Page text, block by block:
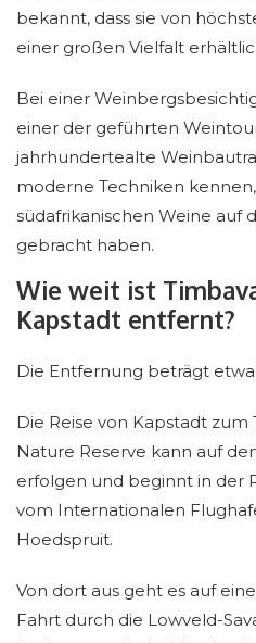
bekannt, dass sie von
einer großen Vielfalt
Bei einer
einer der geführten
jahrhundertealte
moderne Techniken
südafrikanischen Weine auf
gebracht haben.
Wie weit ist
Kapstadt entfernt?
Die Entfernung beträgt etwa
Die Reise von Kapstadt zum
Nature Reserve kann auf
erfolgen und beginnt in der
vom Internationalen
Hoedspruit.
Von dort aus geht es auf
Fahrt durch die Lowveld-